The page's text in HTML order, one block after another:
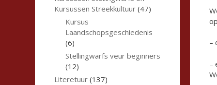
–
–
Kursussen Streekkultuur (47)
Kursus
Laandschopsgeschiedenis
(6)
Stellingwarfs veur beginners
(12)
Literetuur (137)